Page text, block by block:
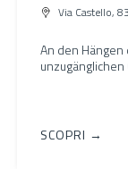
Via Castello,
An den
SCOPRI →